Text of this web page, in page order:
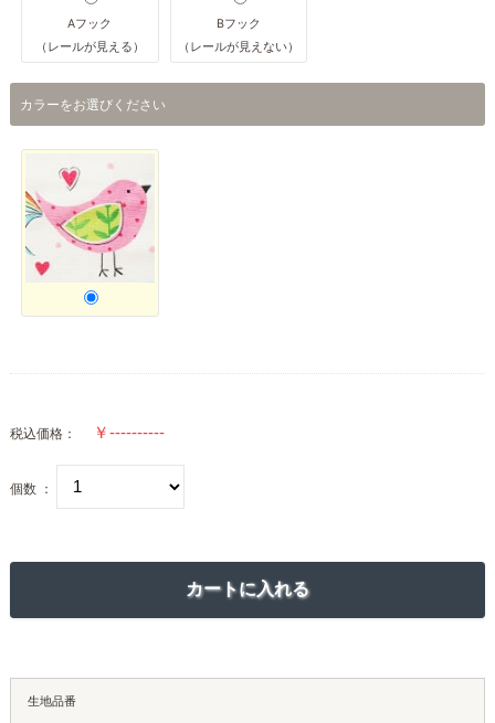
Aフック
（レールが見える）
Bフック
（レールが見えない）
カラーをお選びください
税込価格：
個数 ：
生地品番